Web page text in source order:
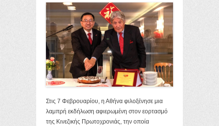
Στις 7 Φεβρουαρίου, η Αθήνα φιλοξένησε μια
λαμπρή εκδήλωση αφιερωμένη στον εορτασμό
της Κινεζικής Πρωτοχρονιάς, την οποία